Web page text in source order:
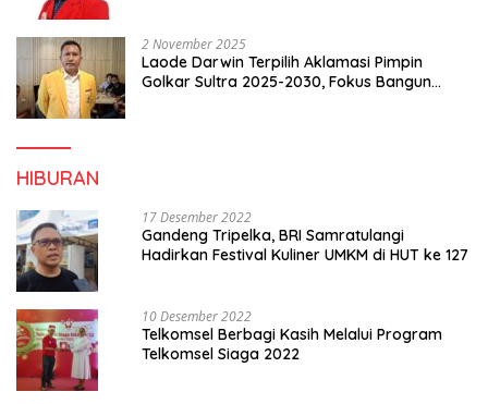
2 November 2025
Laode Darwin Terpilih Aklamasi Pimpin
Golkar Sultra 2025-2030, Fokus Bangun
HIBURAN
17 Desember 2022
Gandeng Tripelka, BRI Samratulangi
Hadirkan Festival Kuliner UMKM di HUT ke 127
10 Desember 2022
Telkomsel Berbagi Kasih Melalui Program
Telkomsel Siaga 2022